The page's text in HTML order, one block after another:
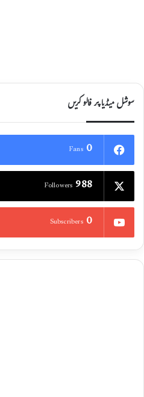
سوشل میڈیا پر فالو کریں
0
Fans
988
Followers
0
Subscribers